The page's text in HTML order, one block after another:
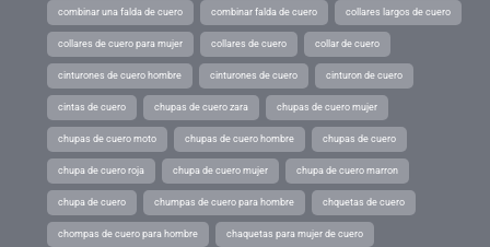
combinar una falda de cuero combinar falda de cuero collares largos de cuero
collares de cuero para mujer collares de cuero collar de cuero
cinturones de cuero hombre cinturones de cuero cinturon de cuero
cintas de cuero chupas de cuero zara chupas de cuero mujer
chupas de cuero moto chupas de cuero hombre chupas de cuero
chupa de cuero roja chupa de cuero mujer chupa de cuero marron
chupa de cuero chumpas de cuero para hombre chquetas de cuero
chompas de cuero para hombre chaquetas para mujer de cuero